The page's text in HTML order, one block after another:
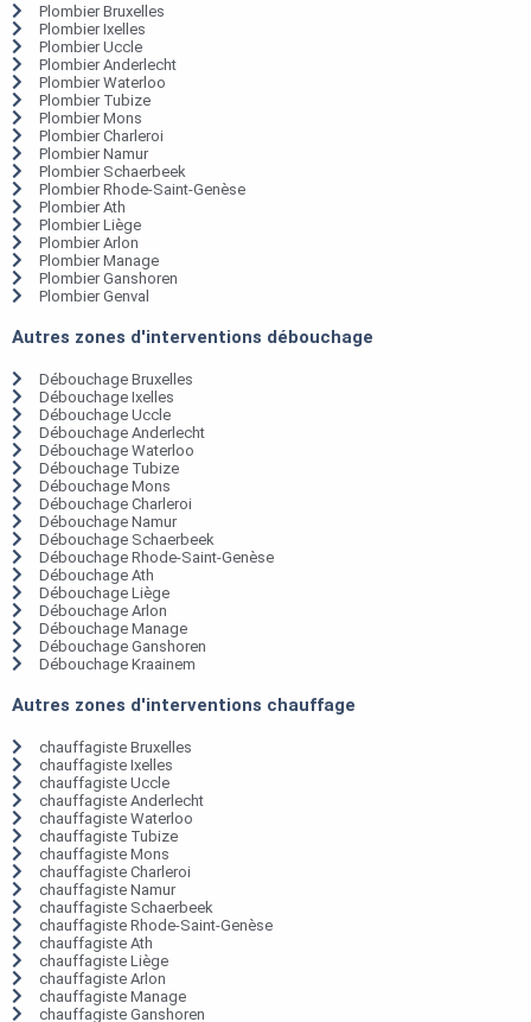
Plombier Bruxelles
Plombier Ixelles
Plombier Uccle
Plombier Anderlecht
Plombier Waterloo
Plombier Tubize
Plombier Mons
Plombier Charleroi
Plombier Namur
Plombier Schaerbeek
Plombier Rhode-Saint-Genèse
Plombier Ath
Plombier Liège
Plombier Arlon
Plombier Manage
Plombier Ganshoren
Plombier Genval
Autres zones d'interventions débouchage
Débouchage Bruxelles
Débouchage Ixelles
Débouchage Uccle
Débouchage Anderlecht
Débouchage Waterloo
Débouchage Tubize
Débouchage Mons
Débouchage Charleroi
Débouchage Namur
Débouchage Schaerbeek
Débouchage Rhode-Saint-Genèse
Débouchage Ath
Débouchage Liège
Débouchage Arlon
Débouchage Manage
Débouchage Ganshoren
Débouchage Kraainem
Autres zones d'interventions chauffage
chauffagiste Bruxelles
chauffagiste Ixelles
chauffagiste Uccle
chauffagiste Anderlecht
chauffagiste Waterloo
chauffagiste Tubize
chauffagiste Mons
chauffagiste Charleroi
chauffagiste Namur
chauffagiste Schaerbeek
chauffagiste Rhode-Saint-Genèse
chauffagiste Ath
chauffagiste Liège
chauffagiste Arlon
chauffagiste Manage
chauffagiste Ganshoren